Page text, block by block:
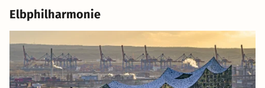
Elbphilharmonie